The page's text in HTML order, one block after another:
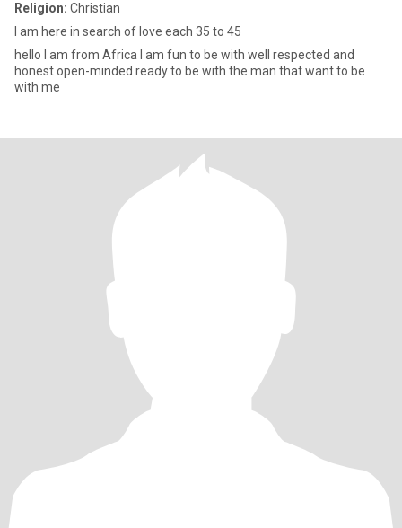
Religion: Christian
I am here in search of love each 35 to 45
hello I am from Africa I am fun to be with well respected and
honest open-minded ready to be with the man that want to be
with me